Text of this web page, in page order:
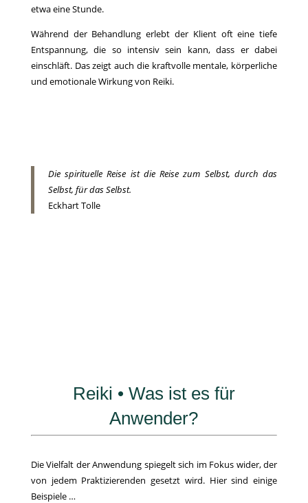
etwa eine Stunde.
Während der Behandlung erlebt der Klient oft eine tiefe
Entspannung, die so intensiv sein kann, dass er dabei
einschläft. Das zeigt auch die kraftvolle mentale, körperliche
und emotionale Wirkung von Reiki.
Die spirituelle Reise ist die Reise zum Selbst, durch das
Selbst, für das Selbst.
Eckhart Tolle
Reiki • Was ist es für
Anwender?
Die Vielfalt der Anwendung spiegelt sich im Fokus wider, der
von jedem Praktizierenden gesetzt wird. Hier sind einige
Beispiele …